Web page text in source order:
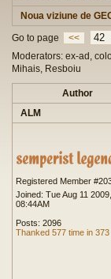
Noua viziune de
Go to page
<<
Moderators: ex-ad,
Mihais, Resboiu
Author
ALM
Registered Member
Joined: Tue Aug 11 2009,
08:44AM
Posts: 2096
Thanked 577 time in